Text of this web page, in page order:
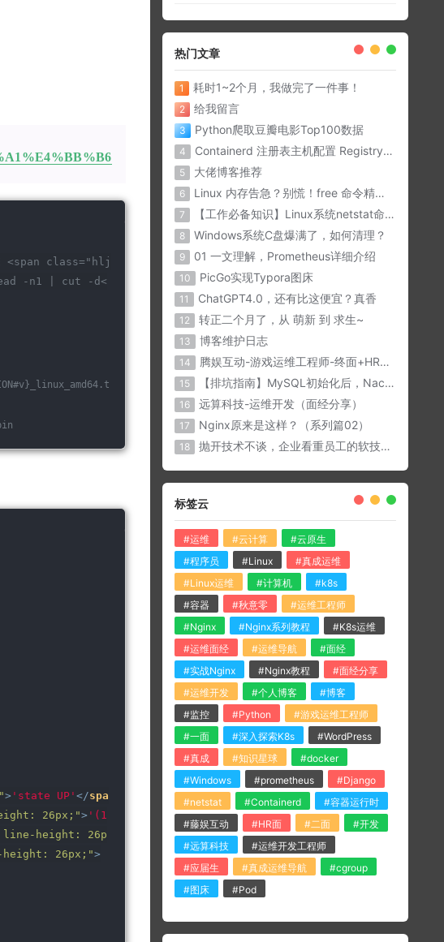
<span class="hlj
-n1 | cut -d<
_linux_amd64.t
> 'state UP' </spa
26px;"> '(1
line-height: 26p
26px;">
热门文章
1 耗时1~2个月，我做完了一件事！
2 给我留言
3 Python爬取豆瓣电影Top100数据
4 Containerd 注册表主机配置 Registry Host
5 大佬博客推荐
6 Linux 内存告急？别慌！free 命令精准诊断内存问题
7 【工作必备知识】Linux系统netstat命令详解
8 Windows系统C盘爆满了，如何清理？
9 01 一文理解，Prometheus详细介绍
10 PicGo实现Typora图床
11 ChatGPT4.0，还有比这便宜？真香
12 转正二个月了，从 萌新 到 求生~
13 博客维护日志
14 腾娱互动-游戏运维工程师-终面+HR面（面经分享）
15 【排坑指南】MySQL初始化后，Nacos与微服务无法连接？？
16 远算科技-运维开发（面经分享）
17 Nginx原来是这样？（系列篇02）
18 抛开技术不谈，企业看重员工的软技能有那些？
标签云
#运维 #云计算
#云原生
#程序员
#Linux
#真成运维
#Linux运维
#计算机
#k8s
#容器
#秋意零
#运维工程师
#Nginx
#Nginx系列教程
#K8s运维
#运维面经
#运维导航
#面经
#实战Nginx
#Nginx教程
#面经分享
#运维开发
#个人博客
#博客
#监控
#Python
#游戏运维工程师
#一面
#深入探索K8s
#WordPress
#真成
#知识星球
#docker
#Windows
#prometheus
#Django
#netstat
#Containerd
#容器运行时
#藤娱互动
#HR面 #二面
#开发
#远算科技
#运维开发工程师
#应届生
#真成运维导航
#cgroup
#图床
#Pod